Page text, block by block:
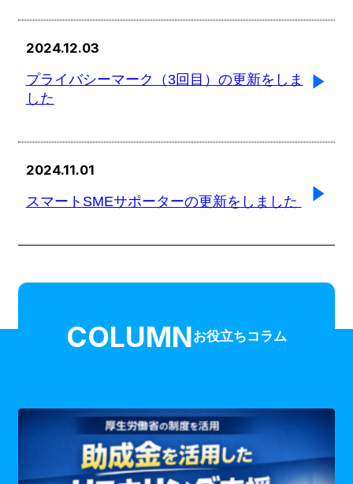
2024.12.03
プライバシーマーク（3回目）の更新をしま
した
2024.11.01
スマートSMEサポーターの更新をしました
COLUMNお役立ちコラム